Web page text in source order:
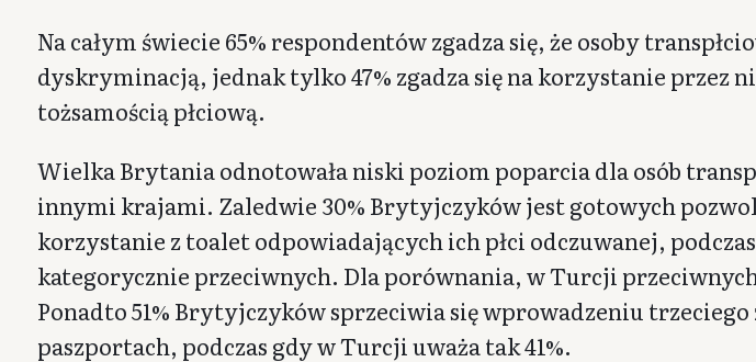
Na całym świecie 65% respondentów zgadza się, że osoby
dyskryminacją, jednak tylko 47% zgadza się na korzystanie przez
tożsamością płciową.
Wielka Brytania odnotowała niski poziom poparcia dla osób
innymi krajami. Zaledwie 30% Brytyjczyków jest gotowych
korzystanie z toalet odpowiadających ich płci odczuwanej,
kategorycznie przeciwnych. Dla porównania, w Turcji
Ponadto 51% Brytyjczyków sprzeciwia się wprowadzeniu trzeciego
paszportach, podczas gdy w Turcji uważa tak 41%.